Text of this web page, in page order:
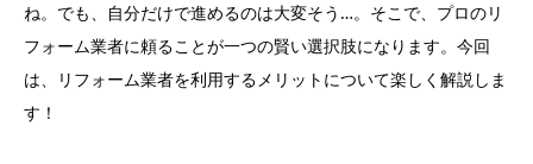
ね。でも、自分だけで進めるのは大変そう…。そこで、プロのリ
フォーム業者に頼ることが一つの賢い選択肢になります。今回
は、リフォーム業者を利用するメリットについて楽しく解説しま
す！